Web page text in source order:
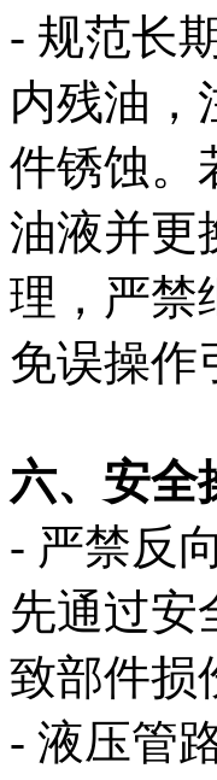
- 规范长
内残油，
件锈蚀。
油液并更
理，严禁
免误操作
六、安全
- 严禁反
先通过安
致部件损
- 液压管